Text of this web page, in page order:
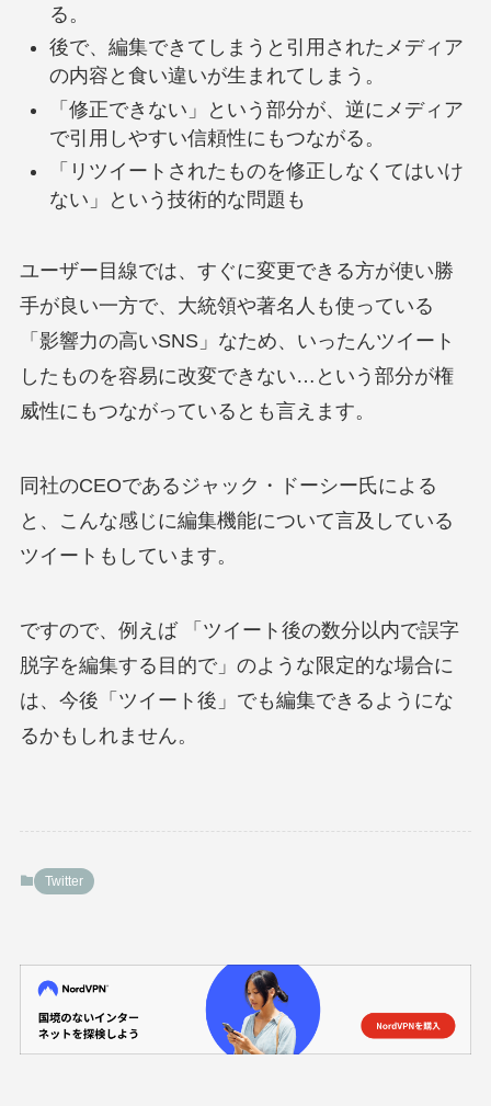
る。
後で、編集できてしまうと引用されたメディア
の内容と食い違いが生まれてしまう。
「修正できない」という部分が、逆にメディア
で引用しやすい信頼性にもつながる。
「リツイートされたものを修正しなくてはいけ
ない」という技術的な問題も
ユーザー目線では、すぐに変更できる方が使い勝
手が良い一方で、大統領や著名人も使っている
「影響力の高いSNS」なため、いったんツイート
したものを容易に改変できない…という部分が権
威性にもつながっているとも言えます。
同社のCEOであるジャック・ドーシー氏による
と、こんな感じに編集機能について言及している
ツイートもしています。
ですので、例えば 「ツイート後の数分以内で誤字
脱字を編集する目的で」のような限定的な場合に
は、今後「ツイート後」でも編集できるようにな
るかもしれません。
Twitter